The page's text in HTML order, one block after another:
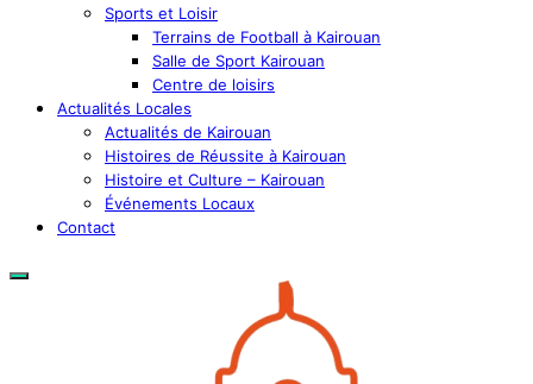
Sports et Loisir
Terrains de Football à Kairouan
Salle de Sport Kairouan
Centre de loisirs
Actualités Locales
Actualités de Kairouan
Histoires de Réussite à Kairouan
Histoire et Culture – Kairouan
Événements Locaux
Contact